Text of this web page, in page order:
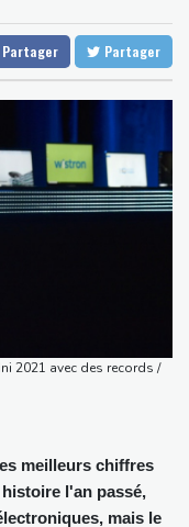
13 °C
12 °C
12 °C
Vancouver
20 °C
de combattre "sans
bal de Trump, qui va
à la présidence de la
de solidarité avec
après l'emploi
Partager Partager
2021 avec des records /
meilleurs chiffres
l'an passé,
mais le